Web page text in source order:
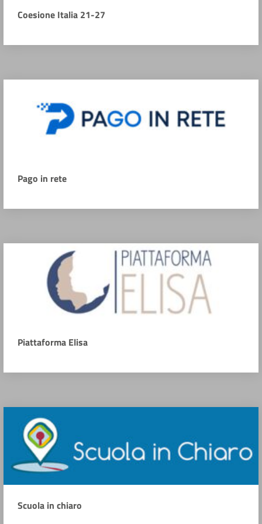
Coesione Italia 21-27
Pago in rete
Piattaforma Elisa
Scuola in chiaro